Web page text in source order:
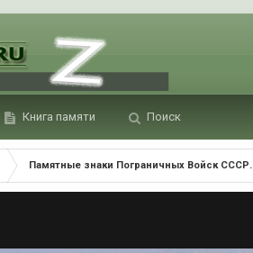
Книга памяти Поиск
Памятные знаки Пограничных Войск СССР.